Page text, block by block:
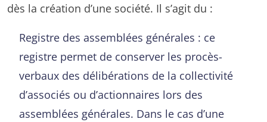
dès la création d’une société. Il s’agit du :
Registre des assemblées générales : ce
registre permet de conserver les procès-
verbaux des délibérations de la collectivité
d’associés ou d’actionnaires lors des
assemblées générales. Dans le cas d’une